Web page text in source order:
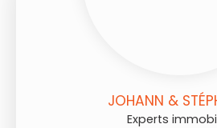
JOHANN &
Experts